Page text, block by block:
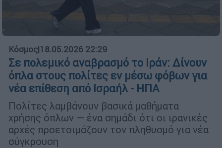
Κόσμος|18.05.2026 22:29
Σε πολεμικό αναβρασμό το Ιράν: Δίνουν
όπλα στους πολίτες εν μέσω φόβων για
νέα επίθεση από Ισραήλ - ΗΠΑ
Πολίτες λαμβάνουν βασικά μαθήματα
χρήσης όπλων — ένα σημάδι ότι οι ιρανικές
αρχές προετοιμάζουν τον πληθυσμό για νέα
σύγκρουση